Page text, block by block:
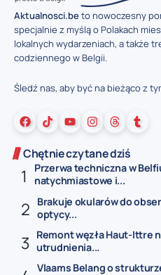
Aktualnosci.beto nowoczesny
specjalnie z myślą o Polakach
lokalnych wydarzeniach, a także
codziennego w Belgii.
Śledź nas, aby być na bieżąco z
Chętnie czytane dziś
Przerwa techniczna w
natychmiastowe i...
Brakuje okularów do
optycy...
Remont węzła Haut-Ittre
utrudnienia...
Vlaams Belang o